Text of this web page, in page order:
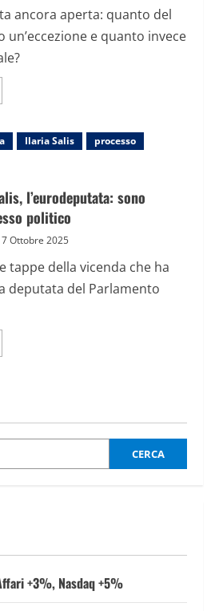
ancora aperta: quanto del
un’eccezione e quanto invece
Ilaria Salis
processo
l’eurodeputata: sono
politico
7 Ottobre 2025
tappe della vicenda che ha
deputata del Parlamento
CERCA
+3%, Nasdaq +5%